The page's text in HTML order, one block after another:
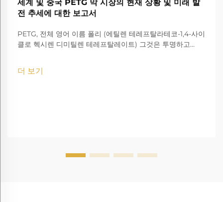
세계 및 중국 PETG 막 시장의 현재 상황 및 미래 발
전 추세에 대한 보고서
PETG, 전체 영어 이름 폴리 (에틸렌 테레프탈라테코-1,4-사이
클로 헥시렌 디미틸렌 테레프탈레이트) 그것은 투명하고
더 보기